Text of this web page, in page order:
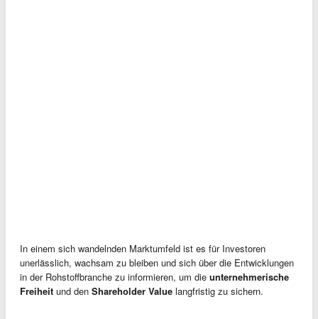
In einem sich wandelnden Marktumfeld ist es für Investoren
unerlässlich, wachsam zu bleiben und sich über die Entwicklungen
in der Rohstoffbranche zu informieren, um die unternehmerische
Freiheit und den Shareholder Value langfristig zu sichern.